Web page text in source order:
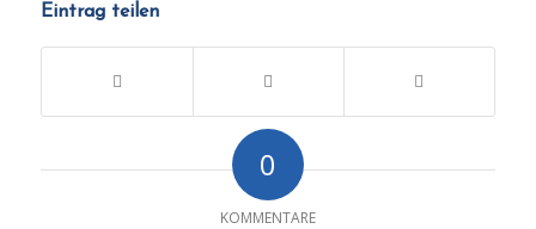
Eintrag teilen
0
KOMMENTARE